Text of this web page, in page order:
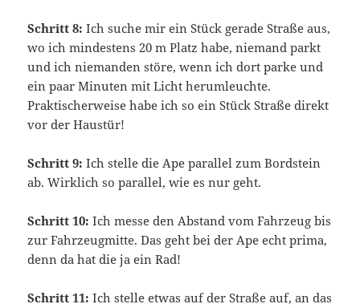
Schritt 8: Ich suche mir ein Stück gerade Straße aus,
wo ich mindestens 20 m Platz habe, niemand parkt
und ich niemanden störe, wenn ich dort parke und
ein paar Minuten mit Licht herumleuchte.
Praktischerweise habe ich so ein Stück Straße direkt
vor der Haustür!
Schritt 9: Ich stelle die Ape parallel zum Bordstein
ab. Wirklich so parallel, wie es nur geht.
Schritt 10: Ich messe den Abstand vom Fahrzeug bis
zur Fahrzeugmitte. Das geht bei der Ape echt prima,
denn da hat die ja ein Rad!
Schritt 11: Ich stelle etwas auf der Straße auf, an das